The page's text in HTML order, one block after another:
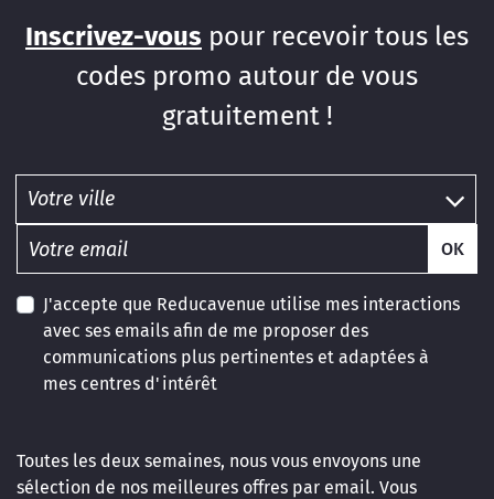
Inscrivez-vous pour recevoir tous les
codes promo autour de vous
gratuitement !
OK
J'accepte que Reducavenue utilise mes interactions
avec ses emails afin de me proposer des
communications plus pertinentes et adaptées à
mes centres d'intérêt
Toutes les deux semaines, nous vous envoyons une
sélection de nos meilleures offres par email. Vous